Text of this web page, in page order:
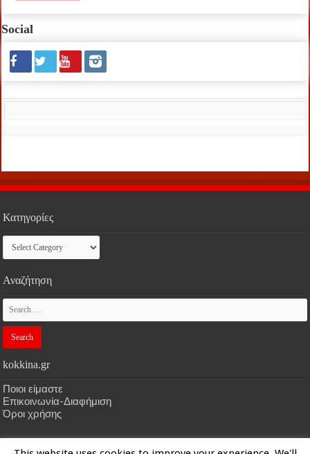
Social
Κατηγορίες
Κατηγορίες
Αναζήτηση
kokkina.gr
Ποιοι είμαστε
Επικοινωνία-Διαφήμιση
Όροι χρήσης